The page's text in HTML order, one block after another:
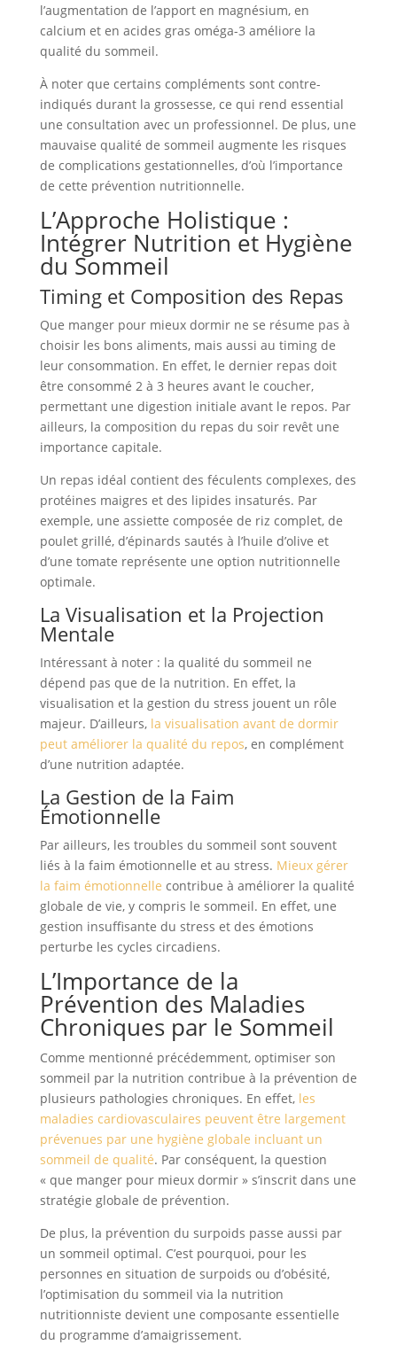
l’augmentation de l’apport en magnésium, en
calcium et en acides gras oméga-3 améliore la
qualité du sommeil.
À noter que certains compléments sont contre-
indiqués durant la grossesse, ce qui rend essential
une consultation avec un professionnel. De plus, une
mauvaise qualité de sommeil augmente les risques
de complications gestationnelles, d’où l’importance
de cette prévention nutritionnelle.
L’Approche Holistique :
Intégrer Nutrition et Hygiène
du Sommeil
Timing et Composition des Repas
Que manger pour mieux dormir ne se résume pas à
choisir les bons aliments, mais aussi au timing de
leur consommation. En effet, le dernier repas doit
être consommé 2 à 3 heures avant le coucher,
permettant une digestion initiale avant le repos. Par
ailleurs, la composition du repas du soir revêt une
importance capitale.
Un repas idéal contient des féculents complexes, des
protéines maigres et des lipides insaturés. Par
exemple, une assiette composée de riz complet, de
poulet grillé, d’épinards sautés à l’huile d’olive et
d’une tomate représente une option nutritionnelle
optimale.
La Visualisation et la Projection
Mentale
Intéressant à noter : la qualité du sommeil ne
dépend pas que de la nutrition. En effet, la
visualisation et la gestion du stress jouent un rôle
majeur. D’ailleurs, la visualisation avant de dormir
peut améliorer la qualité du repos, en complément
d’une nutrition adaptée.
La Gestion de la Faim
Émotionnelle
Par ailleurs, les troubles du sommeil sont souvent
liés à la faim émotionnelle et au stress. Mieux gérer
la faim émotionnelle contribue à améliorer la qualité
globale de vie, y compris le sommeil. En effet, une
gestion insuffisante du stress et des émotions
perturbe les cycles circadiens.
L’Importance de la
Prévention des Maladies
Chroniques par le Sommeil
Comme mentionné précédemment, optimiser son
sommeil par la nutrition contribue à la prévention de
plusieurs pathologies chroniques. En effet, les
maladies cardiovasculaires peuvent être largement
prévenues par une hygiène globale incluant un
sommeil de qualité. Par conséquent, la question
« que manger pour mieux dormir » s’inscrit dans une
stratégie globale de prévention.
De plus, la prévention du surpoids passe aussi par
un sommeil optimal. C’est pourquoi, pour les
personnes en situation de surpoids ou d’obésité,
l’optimisation du sommeil via la nutrition
nutritionniste devient une composante essentielle
du programme d’amaigrissement.